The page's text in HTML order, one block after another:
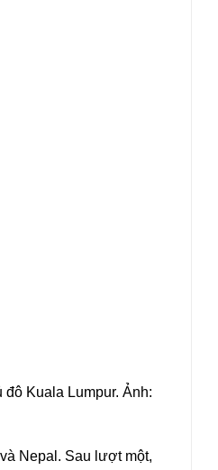
Kuala Lumpur. Ảnh:
Nepal. Sau lượt một,